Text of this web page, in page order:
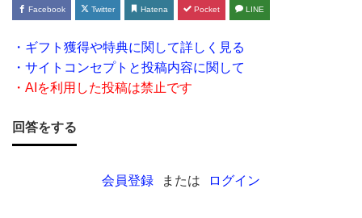
シ
ョ
ン
が
り
Facebook Twitter Hatena Pocket LINE
・ギフト獲得や特典に関して詳しく見る
・サイトコンセプトと投稿内容に関して
・AIを利用した投稿は禁止です
回答をする
会員登録 または ログイン